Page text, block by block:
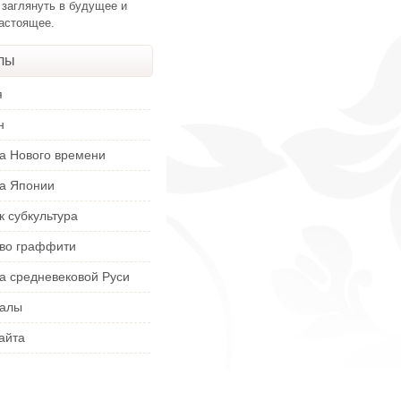
в будущее и
Нового времени
Японии
субкультура
граффити
средневековой Руси